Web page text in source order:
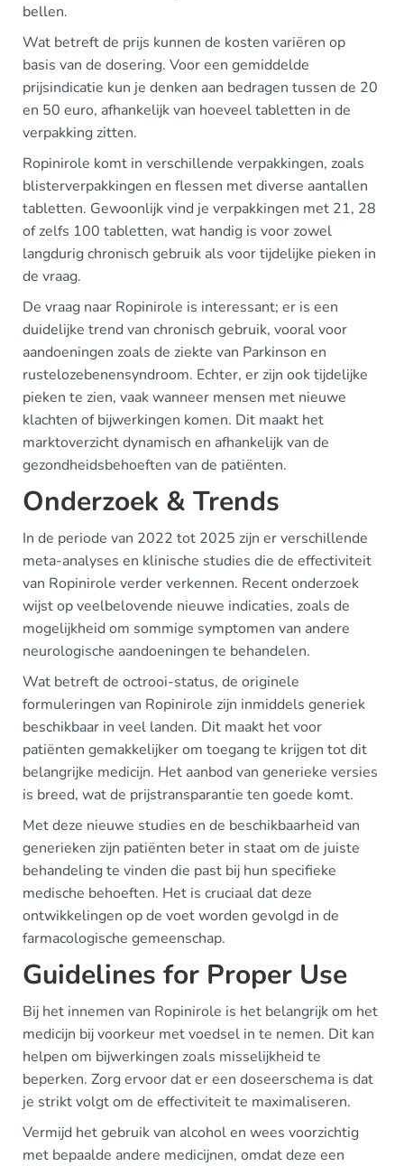
bellen.
Wat betreft de prijs kunnen de kosten variëren op
basis van de dosering. Voor een gemiddelde
prijsindicatie kun je denken aan bedragen tussen de 20
en 50 euro, afhankelijk van hoeveel tabletten in de
verpakking zitten.
Ropinirole komt in verschillende verpakkingen, zoals
blisterverpakkingen en flessen met diverse aantallen
tabletten. Gewoonlijk vind je verpakkingen met 21, 28
of zelfs 100 tabletten, wat handig is voor zowel
langdurig chronisch gebruik als voor tijdelijke pieken in
de vraag.
De vraag naar Ropinirole is interessant; er is een
duidelijke trend van chronisch gebruik, vooral voor
aandoeningen zoals de ziekte van Parkinson en
rustelozebenensyndroom. Echter, er zijn ook tijdelijke
pieken te zien, vaak wanneer mensen met nieuwe
klachten of bijwerkingen komen. Dit maakt het
marktoverzicht dynamisch en afhankelijk van de
gezondheidsbehoeften van de patiënten.
Onderzoek & Trends
In de periode van 2022 tot 2025 zijn er verschillende
meta-analyses en klinische studies die de effectiviteit
van Ropinirole verder verkennen. Recent onderzoek
wijst op veelbelovende nieuwe indicaties, zoals de
mogelijkheid om sommige symptomen van andere
neurologische aandoeningen te behandelen.
Wat betreft de octrooi-status, de originele
formuleringen van Ropinirole zijn inmiddels generiek
beschikbaar in veel landen. Dit maakt het voor
patiënten gemakkelijker om toegang te krijgen tot dit
belangrijke medicijn. Het aanbod van generieke versies
is breed, wat de prijstransparantie ten goede komt.
Met deze nieuwe studies en de beschikbaarheid van
generieken zijn patiënten beter in staat om de juiste
behandeling te vinden die past bij hun specifieke
medische behoeften. Het is cruciaal dat deze
ontwikkelingen op de voet worden gevolgd in de
farmacologische gemeenschap.
Guidelines for Proper Use
Bij het innemen van Ropinirole is het belangrijk om het
medicijn bij voorkeur met voedsel in te nemen. Dit kan
helpen om bijwerkingen zoals misselijkheid te
beperken. Zorg ervoor dat er een doseerschema is dat
je strikt volgt om de effectiviteit te maximaliseren.
Vermijd het gebruik van alcohol en wees voorzichtig
met bepaalde andere medicijnen, omdat deze een